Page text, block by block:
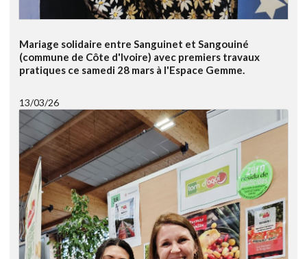
Mariage solidaire entre Sanguinet et Sangouiné
(commune de Côte d'Ivoire) avec premiers travaux
pratiques ce samedi 28 mars à l'Espace Gemme.
13/03/26